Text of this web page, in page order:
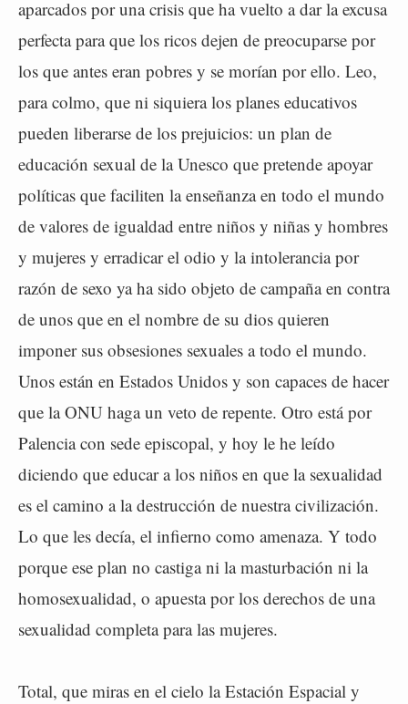
aparcados por una crisis que ha vuelto a dar la excusa
perfecta para que los ricos dejen de preocuparse por
los que antes eran pobres y se morían por ello. Leo,
para colmo, que ni siquiera los planes educativos
pueden liberarse de los prejuicios: un plan de
educación sexual de la Unesco que pretende apoyar
políticas que faciliten la enseñanza en todo el mundo
de valores de igualdad entre niños y niñas y hombres
y mujeres y erradicar el odio y la intolerancia por
razón de sexo ya ha sido objeto de campaña en contra
de unos que en el nombre de su dios quieren
imponer sus obsesiones sexuales a todo el mundo.
Unos están en Estados Unidos y son capaces de hacer
que la ONU haga un veto de repente. Otro está por
Palencia con sede episcopal, y hoy le he leído
diciendo que educar a los niños en que la sexualidad
es el camino a la destrucción de nuestra civilización.
Lo que les decía, el infierno como amenaza. Y todo
porque ese plan no castiga ni la masturbación ni la
homosexualidad, o apuesta por los derechos de una
sexualidad completa para las mujeres.
Total, que miras en el cielo la Estación Espacial y